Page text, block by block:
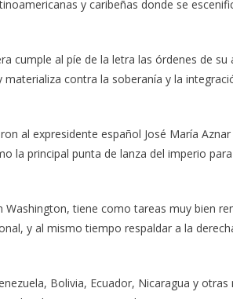
y caribeñas donde se
cumple al píe de la letra las órdenes de su
contra la soberanía y la
al expresidente español José María
la principal punta de lanza del imperio
Washington, tiene como tareas muy bien
y al mismo tiempo respaldar a la
Bolivia, Ecuador, Nicaragua y otras